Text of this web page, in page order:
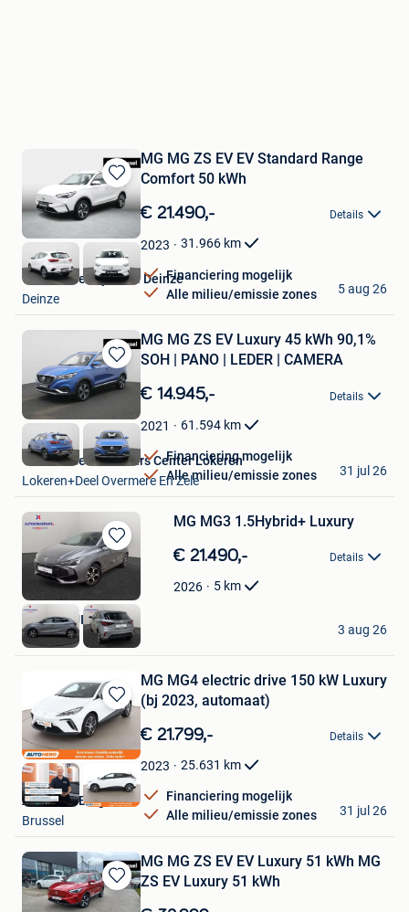
Bewaren
in
Favorieten
MG MG ZS EV EV Standard Range
Comfort 50 kWh
€ 21.490,- Details
2023 31.966 km
Financiering mogelijk
Alle milieu/emissie zones
Van Mossel Hyundai Deinze
Deinze
5 aug 26
Bewaren
in
Mijn
Favorieten
MG MG ZS EV Luxury 45 kWh 90,1%
SOH | PANO | LEDER | CAMERA
€ 14.945,- Details
2021 61.594 km
Financiering mogelijk
Alle milieu/emissie zones
Van Mossel Used Cars Center Lokeren
Lokeren+Deel Overmere En Zele
31 jul 26
Bewaren
in
Mijn
Favorieten
MG MG3 1.5Hybrid+ Luxury
€ 21.490,- Details
2026 5 km
AUTOKRUISPUNT
Tielt
3 aug 26
Bewaren
in
Favorieten
MG MG4 electric drive 150 kW Luxury
(bj 2023, automaat)
€ 21.799,- Details
2023 25.631 km
Financiering mogelijk
Alle milieu/emissie zones
Autohero België
Brussel
31 jul 26
Bewaren
MG MG ZS EV EV Luxury 51 kWh MG
ZS EV Luxury 51 kWh